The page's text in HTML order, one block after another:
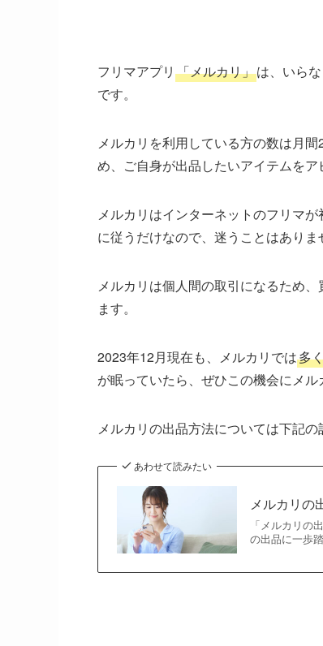
フリマアプリ 「メルカリ」は、いら
です。
メルカリを利用している方の数は月
め、ご自身が出品したいアイテムをア
メルカリはインターネットのフリマ
に従うだけなので、迷うことはありま
メルカリは個人間の取引になるため
ます。
2023年12月現在も、メルカリでは多
が眠っていたら、ぜひこの機会にメル
メルカリの出品方法については下記の
あわせて読みたい
メルカリの
「メルカリの
の出品に一歩